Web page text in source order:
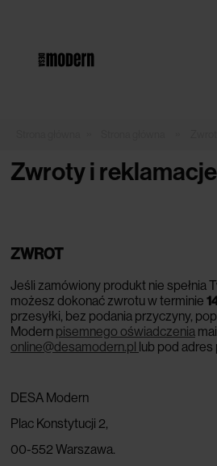
Zwroty i reklamacje
ZWROT
Jeśli zamówiony produkt nie spełnia
możesz dokonać zwrotu w terminie
przesyłki, bez podania przyczyny,
Modern pisemnego oświadczenia
online@desamodern.pl lub pod
DESA Modern
Plac Konstytucji 2,
00-552 Warszawa.